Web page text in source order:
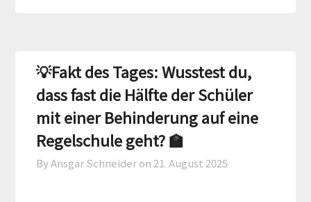
💡Fakt des Tages: Wusstest du,
dass fast die Hälfte der Schüler
mit einer Behinderung auf eine
Regelschule geht? 🏫
By Ansgar Schneider on 21. August 2025